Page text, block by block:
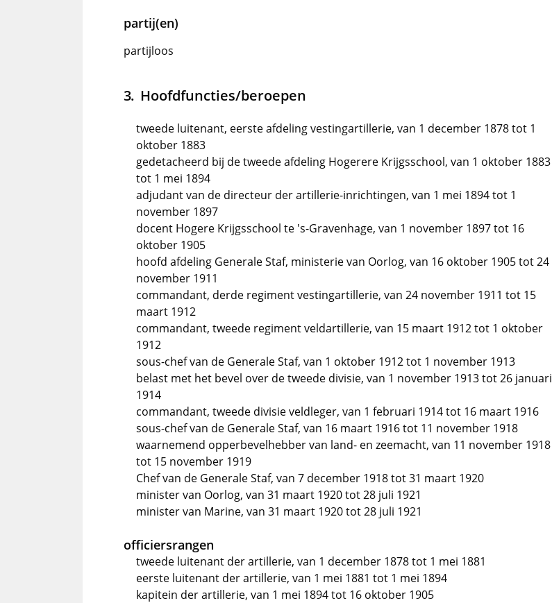
partij(en)
partijloos
Hoofdfuncties/beroepen
tweede luitenant, eerste afdeling vestingartillerie, van 1 december 1878 tot 1
oktober 1883
gedetacheerd bij de tweede afdeling Hogerere Krijgsschool, van 1 oktober 1883
tot 1 mei 1894
adjudant van de directeur der artillerie-inrichtingen, van 1 mei 1894 tot 1
november 1897
docent Hogere Krijgsschool te 's-Gravenhage, van 1 november 1897 tot 16
oktober 1905
hoofd afdeling Generale Staf, ministerie van Oorlog, van 16 oktober 1905 tot 24
november 1911
commandant, derde regiment vestingartillerie, van 24 november 1911 tot 15
maart 1912
commandant, tweede regiment veldartillerie, van 15 maart 1912 tot 1 oktober
1912
sous-chef van de Generale Staf, van 1 oktober 1912 tot 1 november 1913
belast met het bevel over de tweede divisie, van 1 november 1913 tot 26 januari
1914
commandant, tweede divisie veldleger, van 1 februari 1914 tot 16 maart 1916
sous-chef van de Generale Staf, van 16 maart 1916 tot 11 november 1918
waarnemend opperbevelhebber van land- en zeemacht, van 11 november 1918
tot 15 november 1919
Chef van de Generale Staf, van 7 december 1918 tot 31 maart 1920
minister van Oorlog, van 31 maart 1920 tot 28 juli 1921
minister van Marine, van 31 maart 1920 tot 28 juli 1921
officiersrangen
tweede luitenant der artillerie, van 1 december 1878 tot 1 mei 1881
eerste luitenant der artillerie, van 1 mei 1881 tot 1 mei 1894
kapitein der artillerie, van 1 mei 1894 tot 16 oktober 1905